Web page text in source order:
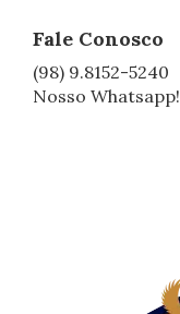
Fale Conosco
(98) 9.8152-5240
Nosso Whatsapp!